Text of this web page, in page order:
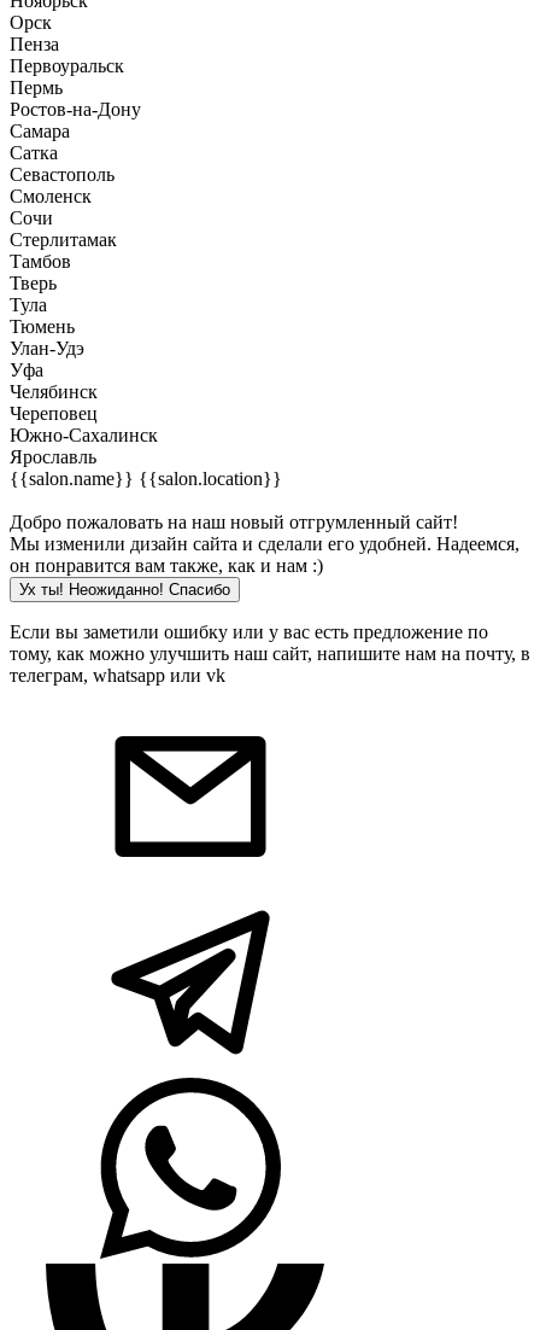
Орск
Пенза
Первоуральск
Пермь
Ростов-на-Дону
Самара
Сатка
Севастополь
Смоленск
Сочи
Стерлитамак
Тамбов
Тверь
Тула
Тюмень
Улан-Удэ
Уфа
Челябинск
Череповец
Южно-Сахалинск
Ярославль
{{salon.name}} {{salon.location}}
Добро пожаловать на наш новый отгрумленный сайт!
Мы изменили дизайн сайта и сделали его удобней. Надеемся,
он понравится вам также, как и нам :)
Ух ты! Неожиданно! Cпасибо
Если вы заметили ошибку или у вас есть предложение по
тому, как можно улучшить наш сайт, напишите нам на почту, в
телеграм, whatsapp или vk